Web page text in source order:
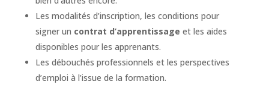
Les modalités d’inscription, les conditions pour
signer un contrat d’apprentissage et les aides
disponibles pour les apprenants.
Les débouchés professionnels et les perspectives
d’emploi à l’issue de la formation.